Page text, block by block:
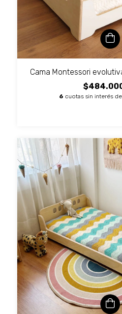
Cama Montessori
6 cuotas sin interés de